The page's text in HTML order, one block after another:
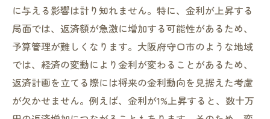
に与える影響は計り知れません。特に、金利が上昇する
局面では、返済額が急激に増加する可能性があるため、
予算管理が難しくなります。大阪府守口市のような地域
では、経済の変動により金利が変わることがあるため、
返済計画を立てる際には将来の金利動向を見据えた考慮
が欠かせません。例えば、金利が1%上昇すると、数十万